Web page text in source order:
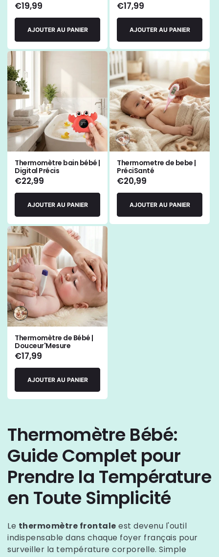
Prix
€19,99
AJOUTER AU PANIER
Prix
€17,99
AJOUTER AU PANIER
Thermomètre bain bébé |
Digital Précis
Prix
€22,99
AJOUTER AU PANIER
Variante
épuisée
indisponible
Thermometre de bebe |
PréciSanté
Prix
€20,99
AJOUTER AU PANIER
Variante
épuisée
indisponible
Thermomètre de Bébé |
Douceur'Mesure
Prix
€17,99
AJOUTER AU PANIER
Thermomètre Bébé:
Guide Complet pour
Prendre la Température
en Toute Simplicité
Le thermomètre frontale est devenu l'outil
indispensable dans chaque foyer français pour
surveiller la température corporelle. Simple